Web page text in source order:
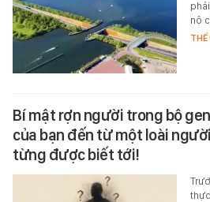
nộ
THẾ
Bí mật rợn người trong bộ gen
của bạn đến từ một loài
từng được biết tới!